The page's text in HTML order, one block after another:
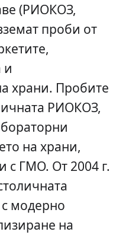
(РИОКОЗ,
проби от
и
храни. Пробите
РИОКОЗ,
на храни,
с ГМО. От 2004 г.
модерно
на